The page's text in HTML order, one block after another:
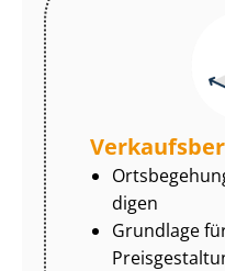
di­gen
Grundlage